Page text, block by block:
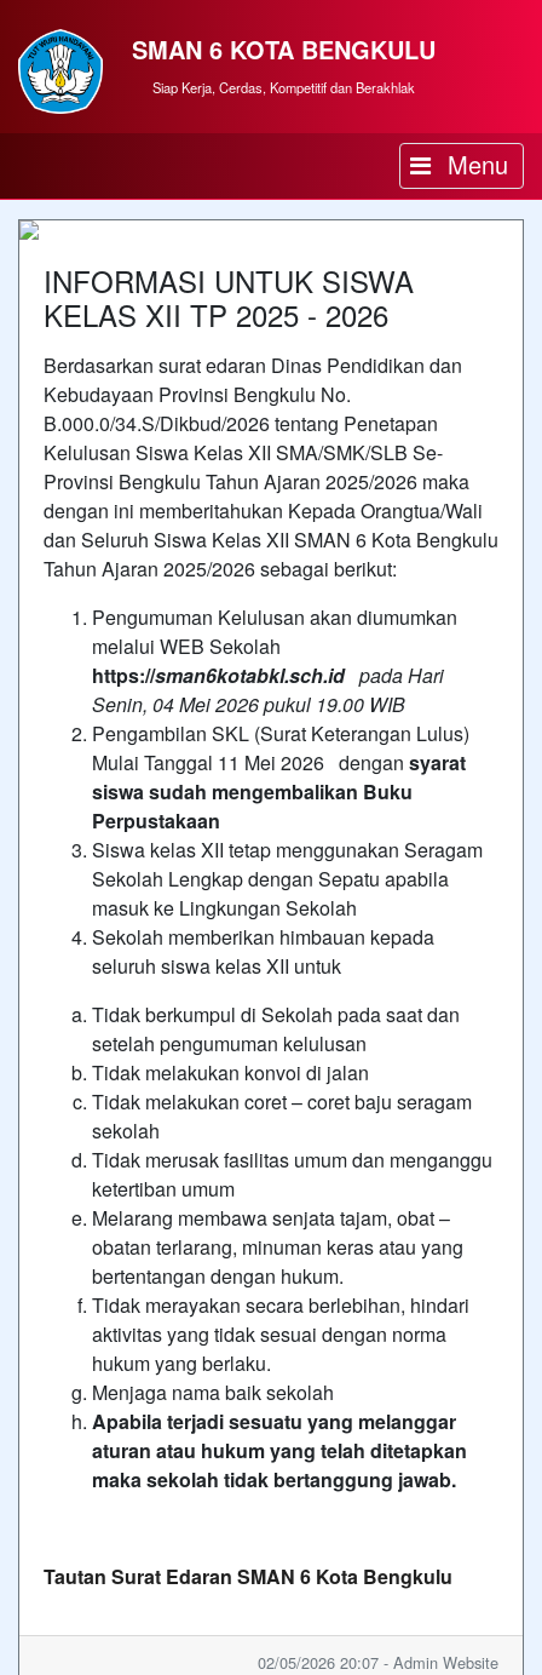
SMAN 6 KOTA BENGKULU
Siap Kerja, Cerdas, Kompetitif dan Berakhlak
Menu
INFORMASI UNTUK SISWA
KELAS XII TP 2025 - 2026
Berdasarkan surat edaran Dinas Pendidikan dan
Kebudayaan Provinsi Bengkulu No.
B.000.0/34.S/Dikbud/2026 tentang Penetapan
Kelulusan Siswa Kelas XII SMA/SMK/SLB Se-
Provinsi Bengkulu Tahun Ajaran 2025/2026 maka
dengan ini memberitahukan Kepada Orangtua/Wali
dan Seluruh Siswa Kelas XII SMAN 6 Kota Bengkulu
Tahun Ajaran 2025/2026 sebagai berikut:
Pengumuman Kelulusan akan diumumkan
melalui WEB Sekolah
https://sman6kotabkl.sch.idpada Hari
Senin, 04 Mei 2026 pukul 19.00 WIB
Pengambilan SKL (Surat Keterangan Lulus)
Mulai Tanggal 11 Mei 2026 dengan syarat
siswa sudah mengembalikan Buku
Perpustakaan
Siswa kelas XII tetap menggunakan Seragam
Sekolah Lengkap dengan Sepatu apabila
masuk ke Lingkungan Sekolah
Sekolah memberikan himbauan kepada
seluruh siswa kelas XII untuk
Tidak berkumpul di Sekolah pada saat dan
setelah pengumuman kelulusan
Tidak melakukan konvoi di jalan
Tidak melakukan coret – coret baju seragam
sekolah
Tidak merusak fasilitas umum dan menganggu
ketertiban umum
Melarang membawa senjata tajam, obat –
obatan terlarang, minuman keras atau yang
bertentangan dengan hukum.
Tidak merayakan secara berlebihan, hindari
aktivitas yang tidak sesuai dengan norma
hukum yang berlaku.
Menjaga nama baik sekolah
Apabila terjadi sesuatu yang melanggar
aturan atau hukum yang telah ditetapkan
maka sekolah tidak bertanggung jawab.
Tautan Surat Edaran SMAN 6 Kota Bengkulu
02/05/2026 20:07 - Admin Website